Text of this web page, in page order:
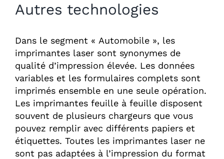
Autres technologies
Dans le segment « Automobile », les
imprimantes laser sont synonymes de
qualité d’impression élevée. Les données
variables et les formulaires complets sont
imprimés ensemble en une seule opération.
Les imprimantes feuille à feuille disposent
souvent de plusieurs chargeurs que vous
pouvez remplir avec différents papiers et
étiquettes. Toutes les imprimantes laser ne
sont pas adaptées à l’impression du format